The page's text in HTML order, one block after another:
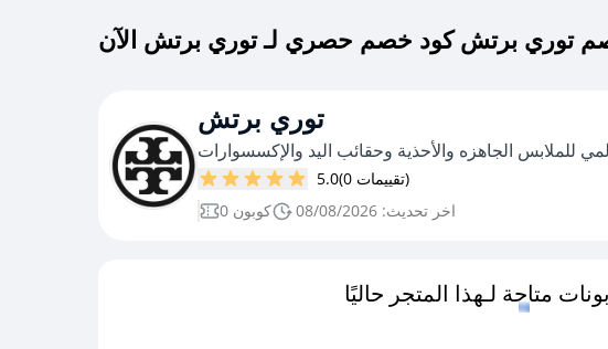
توري برتش
للملابس الجاهزه والأحذية وحقائب اليد والإكسسوارات
5.0
(0 تقييمات)
0 كوبون
اخر تحديث: 08/08/2026